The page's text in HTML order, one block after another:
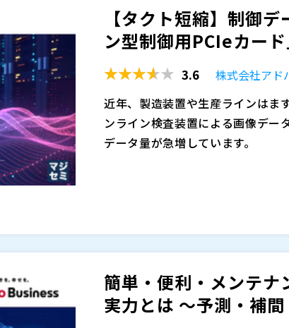
DC同期の基本と実装時のポイン
剰設計を避けてコストと性能を
・高精度制御が必要だが、構成や
や同期精度に不安がある方 ・ロボ
株式会社コンテック（）
株式会社オープンソース活用研究
マジセミ株式会社（ ）
※共催、協賛、協力、講演企業は
している状況の方も多いのではな
ず、被害が拡大する恐れがあり
みづくりが求められています。
されているネットワーク担当者
の方を対象に開催します。OTセ
ght Technologiesの連携ソリュー
わかっているが、まず何から始め
環境を守りたい方は、ぜひ本セミ
キーサイト・テクノロジー株式会
SCSK株式会社（ ）
株式会社オープンソース活用研究
マジセミ株式会社（）
※共催、協賛、協力、講演企業は
【タクト短縮】制御
ン型制御用PCIeカー
3.6
株式会社アド
近年、製造装置や生産ラインはま
ンライン検査装置による画像デー
データ量が急増しています。
しかしながら、PC化で処理能力
フィードバック、センサーの高
Oモジュールの増設といった方法
では負荷集中や遅延を根本的に解
簡単・便利・メンテ
実力とは ～予測・